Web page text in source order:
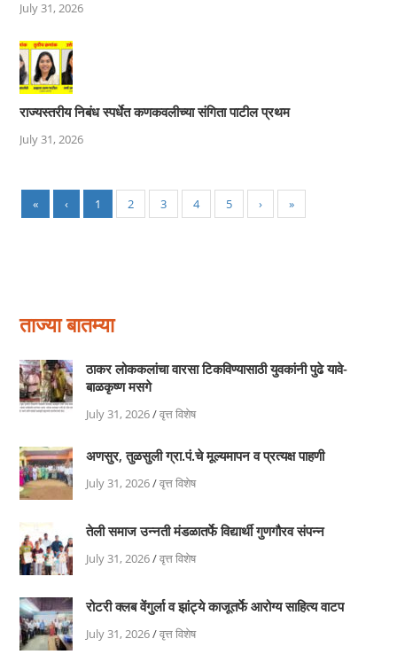
July 31, 2026
राज्यस्तरीय निबंध स्पर्धेत कणकवलीच्या संगिता पाटील प्रथम
July 31, 2026
« ‹ 1 2 3 4 5 › »
ताज्या बातम्या
ठाकर लोककलांचा वारसा टिकविण्यासाठी युवकांनी पुढे यावे-
बाळकृष्ण मसगे
July 31, 2026/वृत्त विशेष
अणसुर, तुळसुली ग्रा.पं.चे मूल्यमापन व प्रत्यक्ष पाहणी
July 31, 2026/वृत्त विशेष
तेली समाज उन्नती मंडळातर्फे विद्यार्थी गुणगौरव संपन्न
July 31, 2026/वृत्त विशेष
रोटरी क्लब वेंगुर्ला व झांट्ये काजूतर्फे आरोग्य साहित्य वाटप
July 31, 2026/वृत्त विशेष